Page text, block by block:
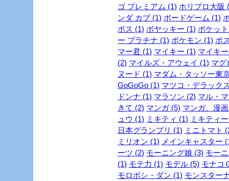
ゴ プレミアム (1) ホリプロ大阪
ンダ カブ (1) ボードゲーム (1)
ボス (1) ボヤッキー (1) ポケッ
ー プラチナ (1) ポケモン (1) ポ
マー君 (1) マイキー (1) マイキ
(2) マイルズ・アウェイ (1) マグ
ヌード (1) マダム・タッソー東
GoGoGo (1) マツコ・デラック
ドンナ (1) マラソン (2) マル・
きて (2) マンガ (5) マンガ、漫
ュウ (1) ミキティ (1) ミキティ
日本グランプリ (1) ミニトマト
ミリオン (1) メインキャスター
ーツ (2) モーニング娘 (3) モー
(1) モテ力 (1) モデル (5) モナコ
モロボシ・ダン (1) モンスター